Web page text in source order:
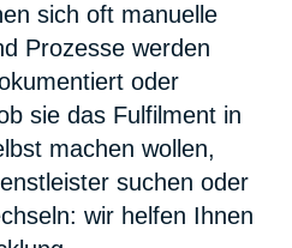
sich oft manuelle
Prozesse werden
oder
sie das Fulfilment in
machen wollen,
suchen oder
wir helfen Ihnen